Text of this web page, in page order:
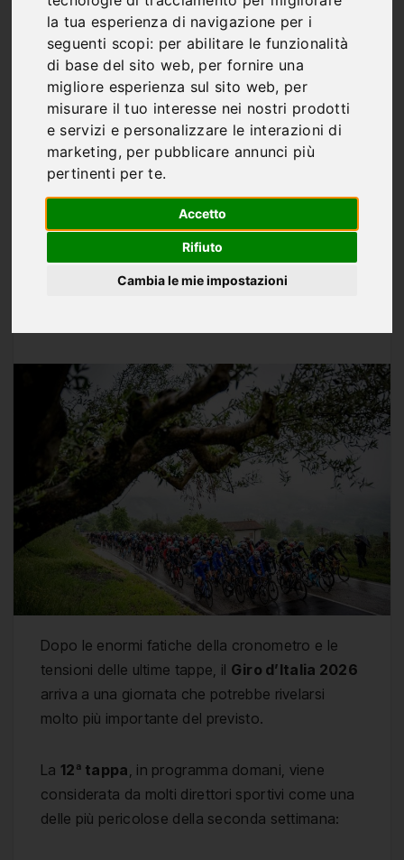
la tua esperienza di navigazione per i
seguenti scopi: per abilitare le funzionalità
di base del sito web, per fornire una
migliore esperienza sul sito web, per
misurare il tuo interesse nei nostri prodotti
e servizi e personalizzare le interazioni di
marketing, per pubblicare annunci più
pertinenti per te.
Accetto
Rifiuto
Cambia le mie impostazioni
tappa può cambiare
tutto: meteo instabile,
percorso nervoso e
шанс italiani sempre più
reale
Dopo le enormi fatiche della cronometro e le
tensioni delle ultime tappe, il Giro d’Italia 2026
arriva a una giornata che potrebbe rivelarsi
molto più importante del previsto.
La 12ª tappa, in programma domani, viene
considerata da molti direttori sportivi come una
delle più pericolose della seconda settimana: